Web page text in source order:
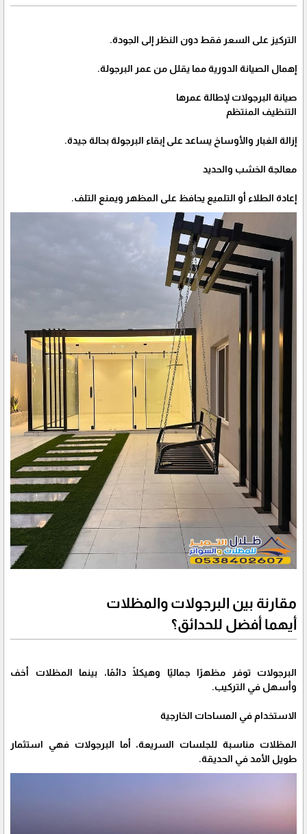
التركيز على السعر فقط دون النظر إلى الجودة.
إهمال الصيانة الدورية مما يقلل من عمر البرجولة.
صيانة البرجولات لإطالة عمرها
التنظيف المنتظم
إزالة الغبار والأوساخ يساعد على إبقاء البرجولة بحالة جيدة.
معالجة الخشب والحديد
إعادة الطلاء أو التلميع يحافظ على المظهر ويمنع التلف.
مقارنة بين البرجولات والمظلات
أيهما أفضل للحدائق؟
البرجولات توفر مظهرًا جماليًا وهيكلًا دائمًا، بينما المظلات أخف
وأسهل في التركيب.
الاستخدام في المساحات الخارجية
المظلات مناسبة للجلسات السريعة، أما البرجولات فهي استثمار
طويل الأمد في الحديقة.